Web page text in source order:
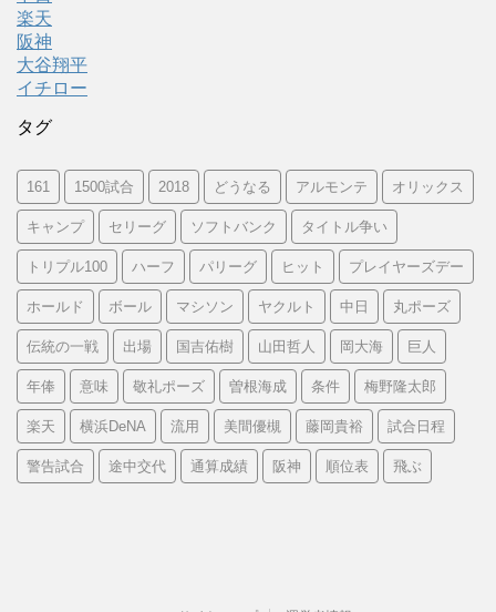
楽天
阪神
大谷翔平
イチロー
タグ
161 1500試合 2018 どうなる アルモンテ オリックス
キャンプ セリーグ ソフトバンク タイトル争い
トリプル100 ハーフ パリーグ ヒット プレイヤーズデー
ホールド ボール マシソン ヤクルト 中日 丸ポーズ
伝統の一戦 出場 国吉佑樹 山田哲人 岡大海 巨人
年俸 意味 敬礼ポーズ 曽根海成 条件 梅野隆太郎
楽天 横浜DeNA 流用 美間優槻 藤岡貴裕 試合日程
警告試合 途中交代 通算成績 阪神 順位表 飛ぶ